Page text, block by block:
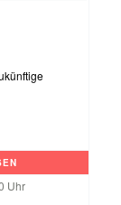
Uhr